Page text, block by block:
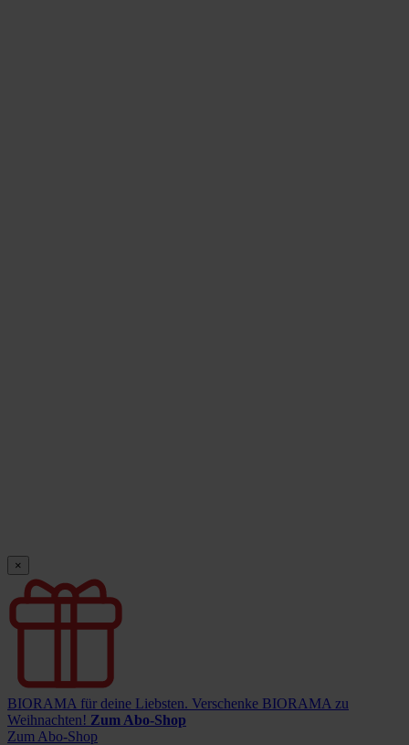
×
BIORAMA für deine Liebsten. Verschenke BIORAMA zu
Weihnachten! Zum Abo-Shop
Zum Abo-Shop